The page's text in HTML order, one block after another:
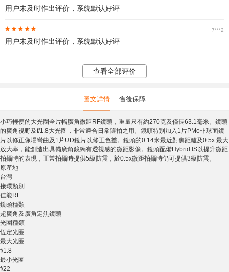
用户未及时作出评价，系统默认好评
7***2
用户未及时作出评价，系统默认好评
查看全部评价
圖文詳情 售後保障
小巧輕便的大光圈全片幅廣角微距RF鏡頭，重量只有約270克及僅長63.1毫米。鏡頭
的廣角視野及f/1.8大光圈，非常適合日常隨拍之用。鏡頭特別加入1片PMo非球面鏡
片以修正像場彎曲及1片UD鏡片以修正色差。鏡頭的0.14米最近對焦距離及0.5x 最大
放大率，能創造出具備廣角鏡獨有透視感的微距影像。鏡頭配備Hybrid IS以提升微距
拍攝時的表現，正常拍攝時提供5級防震，於0.5x微距拍攝時仍可提供3級防震。
原產地
台灣
接環類別
佳能RF
鏡頭種類
超廣角及廣角定焦鏡頭
光圈種類
恆定光圈
最大光圈
f/1.8
最小光圈
f/22